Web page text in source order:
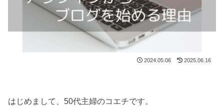
2024.05.06 2025.06.16
はじめまして、50代主婦のコエチです。